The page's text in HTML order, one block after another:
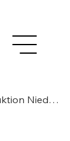
MM1 90SB/2 Motor 1,85 kW Standard-Induktion Niederspannung AC, 1-Phase / 2-Polig